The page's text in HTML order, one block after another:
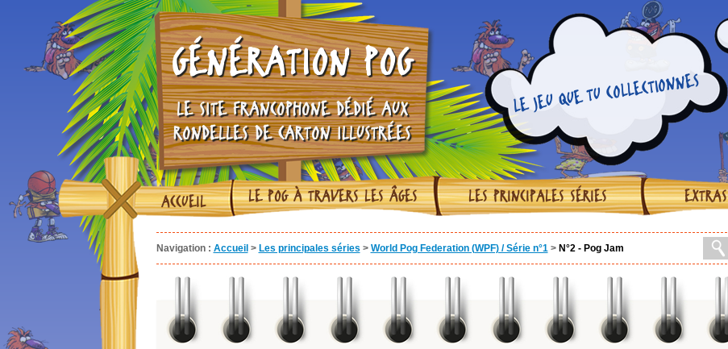
GÉNÉRATION POG
LE SITE FRANCOPHONE DÉDIÉ AUX
RONDELLES DE CARTON ILLUSTRÉES
LE JEU QUE TU COLLECTIONNES
ACCUEIL LE POG À TRAVERS LES ÂGES LES PRINCIPALES SÉRIES EXTRAS
Navigation : Accueil > Les principales séries > World Pog Federation (WPF) / Série n°1 > N°2 - Pog Jam